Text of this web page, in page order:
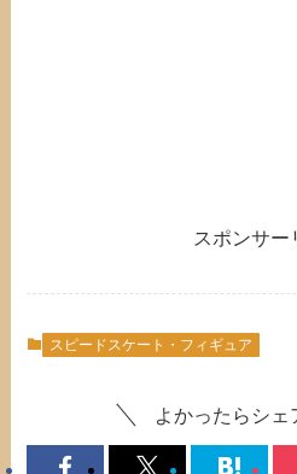
スポンサー
スピードスケート・フィギュア
よかったらシェ